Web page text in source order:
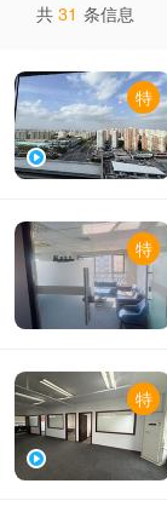
共 31 条信息
特
特
特